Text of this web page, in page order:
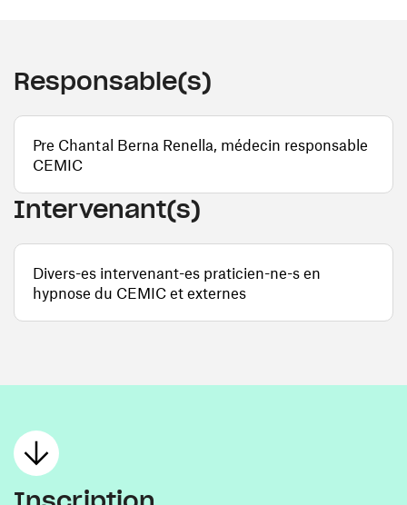
Responsable(s)
Pre Chantal Berna Renella, médecin responsable
CEMIC
Intervenant(s)
Divers-es intervenant-es praticien-ne-s en
hypnose du CEMIC et externes